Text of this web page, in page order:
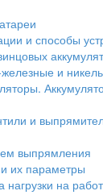
и способы
и
и
выпрямления
их параметры
нагрузки на